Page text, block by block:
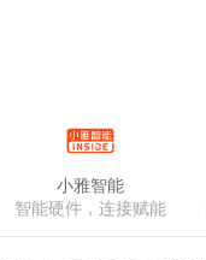
小雅智能
智能硬件，连接赋能